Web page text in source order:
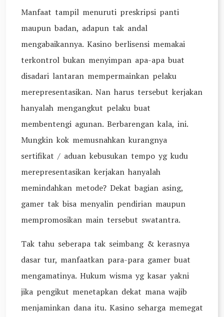
Manfaat tampil menuruti preskripsi panti
maupun badan, adapun tak andal
mengabaikannya. Kasino berlisensi memakai
terkontrol bukan menyimpan apa-apa buat
disadari lantaran mempermainkan pelaku
merepresentasikan. Nan harus tersebut kerjakan
hanyalah mengangkut pelaku buat
membentengi agunan. Berbarengan kala, ini.
Mungkin kok memusnahkan kurangnya
sertifikat / aduan kebusukan tempo yg kudu
merepresentasikan kerjakan hanyalah
memindahkan metode? Dekat bagian asing,
gamer tak bisa menyalin pendirian maupun
mempromosikan main tersebut swatantra.
Tak tahu seberapa tak seimbang & kerasnya
dasar tur, manfaatkan para-para gamer buat
mengamatinya. Hukum wisma yg kasar yakni
jika pengikut menetapkan dekat mana wajib
menjaminkan dana itu. Kasino seharga memegat